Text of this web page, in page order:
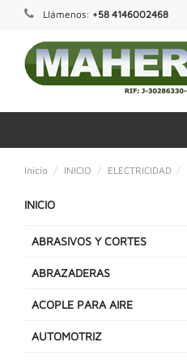
Llámenos: +58 4146002468
Inicio INICIO ELECTRICIDAD
INICIO
ABRASIVOS Y CORTES
ABRAZADERAS
ACOPLE PARA AIRE
AUTOMOTRIZ